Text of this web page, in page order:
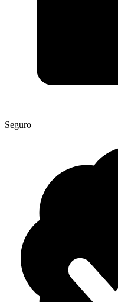
Seguro